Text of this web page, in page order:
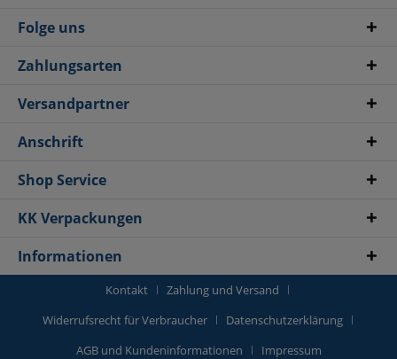
Folge uns
Zahlungsarten
Versandpartner
Anschrift
Shop Service
KK Verpackungen
Informationen
Kontakt
Zahlung und Versand
Widerrufsrecht für Verbraucher
Datenschutzerklärung
AGB und Kundeninformationen
Impressum